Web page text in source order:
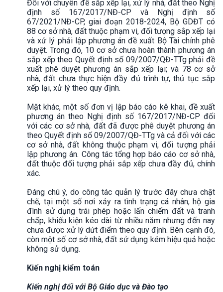
Đối với chuyên đề sắp xếp lại, xử lý nhà, đất theo Nghị
định số 167/2017/NĐ-CP và Nghị định số
67/2021/NĐ-CP, giai đoạn 2018-2024, Bộ GDĐT có
88 cơ sở nhà, đất thuộc phạm vi, đối tượng sắp xếp lại
và xử lý phải lập phương án đề xuất Bộ Tài chính phê
duyệt. Trong đó, 10 cơ sở chưa hoàn thành phương án
sắp xếp theo Quyết định số 09/2007/QĐ-TTg phải đề
xuất phê duyệt phương án sắp xếp lại; và 78 cơ sở
nhà, đất chưa thực hiện đầy đủ trình tự, thủ tục sắp
xếp lại, xử lý theo quy định.
Mặt khác, một số đơn vị lập báo cáo kê khai, đề xuất
phương án theo Nghị định số 167/2017/NĐ-CP đối
với các cơ sở nhà, đất đã được phê duyệt phương án
theo Quyết định số 09/2007/QĐ-TTg và cả đối với các
cơ sở nhà, đất không thuộc phạm vi, đối tượng phải
lập phương án. Công tác tổng hợp báo cáo cơ sở nhà,
đất thuộc đối tượng phải sắp xếp chưa đầy đủ, chính
xác.
Đáng chú ý, do công tác quản lý trước đây chưa chặt
chẽ, tại một số nơi xảy ra tình trạng cá nhân, hộ gia
đình sử dụng trái phép hoặc lấn chiếm đất và tranh
chấp, khiếu kiện kéo dài từ nhiều năm nhưng đến nay
chưa được xử lý dứt điểm theo quy định. Bên cạnh đó,
còn một số cơ sở nhà, đất sử dụng kém hiệu quả hoặc
không sử dụng.
Kiến nghị kiểm toán
Kiến nghị đối với Bộ Giáo dục và Đào tạo